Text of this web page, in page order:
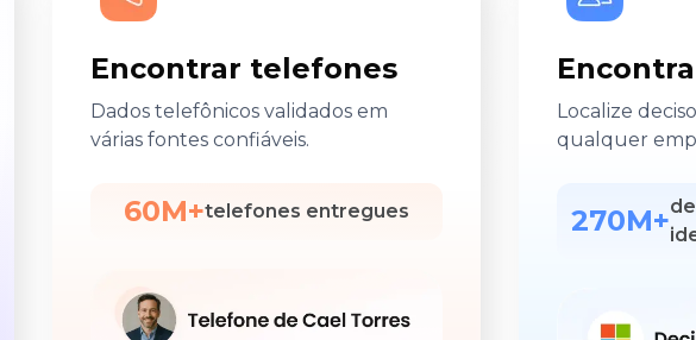
Encontrar telefones
Dados telefônicos validados em
várias fontes confiáveis.
60M+telefones entregues
Localize
qualquer
270M+